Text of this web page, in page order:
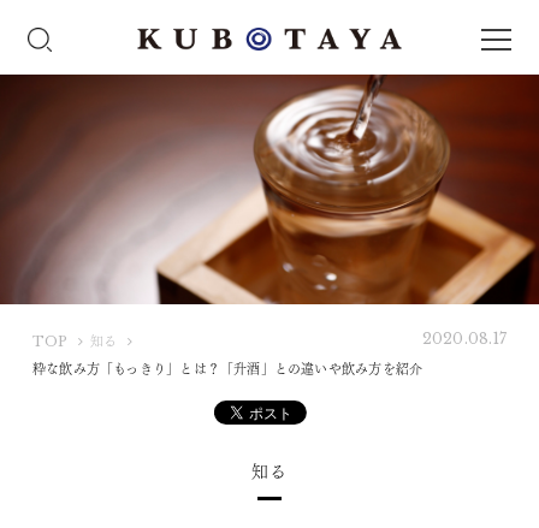
TOP
U
知る
粋な飲み方「もっきり」とは？「升酒」との違いや飲み方を紹介
2020.08.17
知る